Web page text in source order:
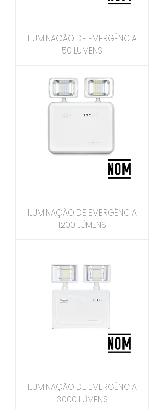
ILUMINAÇÃO DE EMERGÊNCIA
50 LUMENS
ILUMINAÇÃO DE EMERGÊNCIA
1200 LÚMENS
ILUMINAÇÃO DE EMERGÊNCIA
3000 LÚMENS